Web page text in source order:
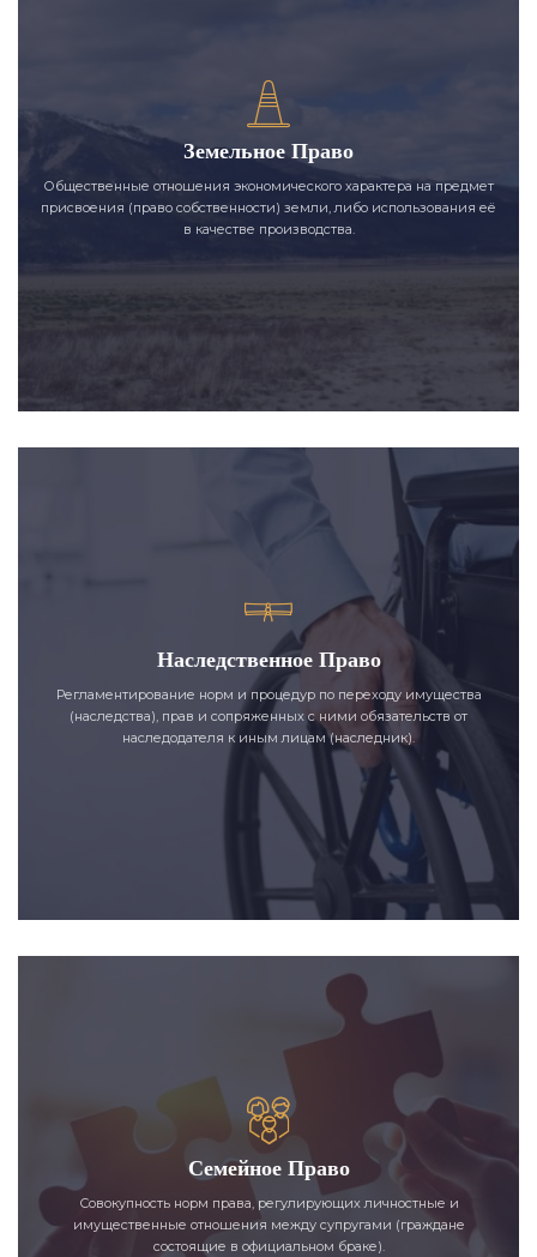
Земельное Право
Общественные отношения экономического характера на предмет
присвоения (право собственности) земли, либо использования её
в качестве производства.
Наследственное Право
Регламентирование норм и процедур по переходу имущества
(наследства), прав и сопряженных с ними обязательств от
наследодателя к иным лицам (наследник).
Семейное Право
Совокупность норм права, регулирующих личностные и
имущественные отношения между супругами (граждане
состоящие в официальном браке).